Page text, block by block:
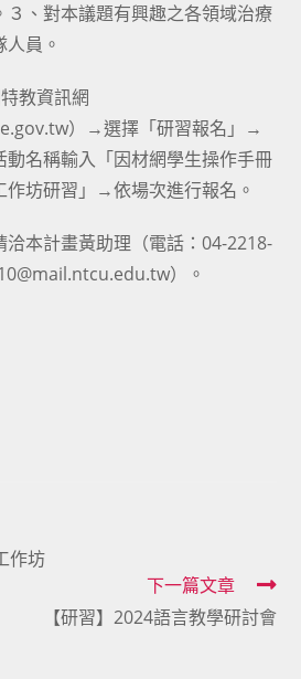
３、對本議題有興趣之各領域治療
員。
教資訊網
）→選擇「研習報名」→
名稱輸入「因材網學生操作手冊
作坊研習」→依場次進行報名。
洽本計畫黃助理（電話：04-2218-
）。
作坊
下一篇文章
【研習】2024語言教學研討會